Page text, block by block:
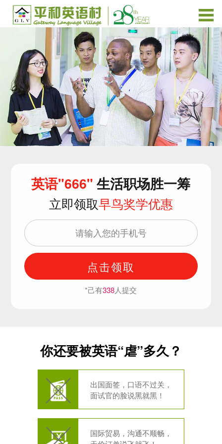
英语"666"生活职场胜一筹
立即领取早鸟奖学优惠
点击领取
*己有338人提交
你还要被英语“虐”多久？
出国面签，口语不过关，
面试官的脸说黑就黑！
国际贸易，沟通不顺畅，